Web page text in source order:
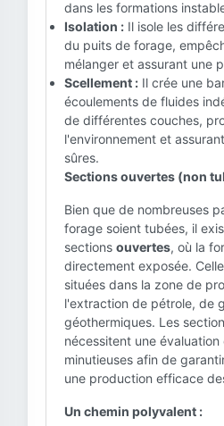
dans les formations
Isolation : Il isole les
du puits de forage,
mélanger et assurant une
Scellement : Il crée une
écoulements de fluides
de différentes couches,
l'environnement et
sûres.
Sections ouvertes (non
Bien que de nombreuses
forage soient tubées, il
sections ouvertes, où la
directement exposée.
situées dans la zone de
l'extraction de pétrole, de
géothermiques. Les
nécessitent une
minutieuses afin de
une production efficace
Un chemin polyvalent :